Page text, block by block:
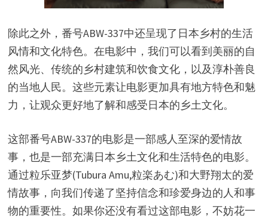
除此之外，番号ABW-337中还呈现了日本乡村的生活
风情和文化特色。在电影中，我们可以看到美丽的自
然风光、传统的乡村建筑和饮食文化，以及淳朴善良
的当地人民。这些元素让电影更加具有地方特色和魅
力，让观众更好地了解和感受日本的乡土文化。
这部番号ABW-337的电影是一部感人至深的爱情故
事，也是一部充满日本乡土文化和生活特色的电影。
通过粒乐亚梦(Tubura Amu,粒楽あむ)和大野翔太的爱
情故事，向我们传递了坚持信念和珍爱身边的人和事
物的重要性。如果你还没有看过这部电影，不妨花一